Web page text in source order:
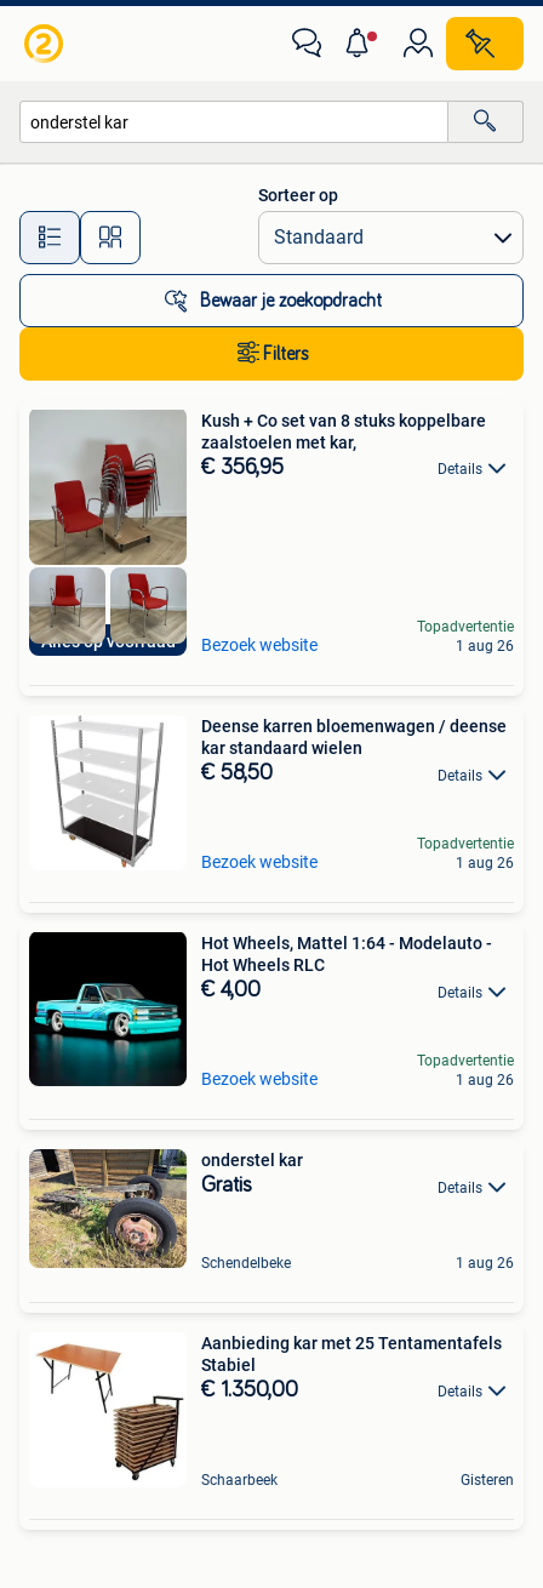
Alle afstanden…
Sorteer op
Bewaar je zoekopdracht
Filters
Alles op voorraad
Kush + Co set van 8 stuks koppelbare
zaalstoelen met kar,
€ 356,95 Details
Bezoek website
Topadvertentie
1 aug 26
Deense karren bloemenwagen / deense
kar standaard wielen
€ 58,50 Details
Bezoek website
Topadvertentie
1 aug 26
Hot Wheels, Mattel 1:64 - Modelauto -
Hot Wheels RLC
€ 4,00 Details
Bezoek website
Topadvertentie
1 aug 26
onderstel kar
Gratis Details
Schendelbeke 1 aug 26
Aanbieding kar met 25 Tentamentafels
Stabiel
€ 1.350,00 Details
Schaarbeek Gisteren